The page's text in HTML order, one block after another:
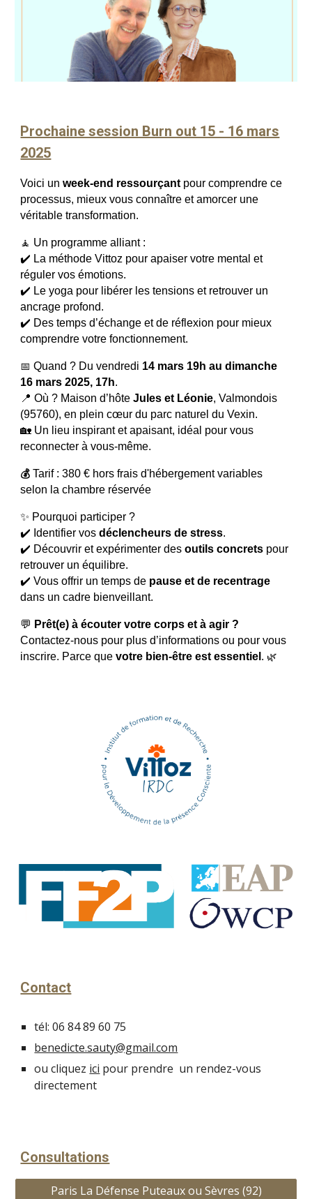
Prochaine session Burn out 15 - 16 mars
2025
Voici unweek-end ressourçant pour comprendre ce
processus, mieux vous connaître et amorcer une
véritable transformation.
🧘 Un programme alliant :
✔️ La méthode Vittoz pour apaiser votre mental et
réguler vos émotions.
✔️ Le yoga pour libérer les tensions et retrouver un
ancrage profond.
✔️ Des temps d’échange et de réflexion pour mieux
comprendre votre fonctionnement.
📅Quand ? Du vendredi 14 mars 19h au dimanche
16 mars 2025, 17h.
📍 Où ? Maison d’hôteJules et Léonie, Valmondois
(95760), en plein cœur du parc naturel du Vexin.
🏡 Un lieu inspirant et apaisant, idéal pour vous
reconnecter à vous-même.
💰 Tarif : 380 € hors frais d'hébergement variables
selon la chambre réservée
✨ Pourquoi participer ?
✔️ Identifier vosdéclencheurs de stress.
✔️ Découvrir et expérimenter desoutils concrets pour
retrouver un équilibre.
✔️ Vous offrir un temps de pause et de recentrage
dans un cadre bienveillant.
💬 Prêt(e) à écouter votre corps et à agir ?
Contactez-nous pour plus d’informations ou pour vous
inscrire. Parce quevotre bien-être est essentiel . 🌿
Contact
tél:06 84 89 60 75
benedicte.sauty@gmail.com
ou cliquez ici pour prendre un rendez-vous
directement
Consultations
Paris La Défense Puteaux ou Sèvres (92)